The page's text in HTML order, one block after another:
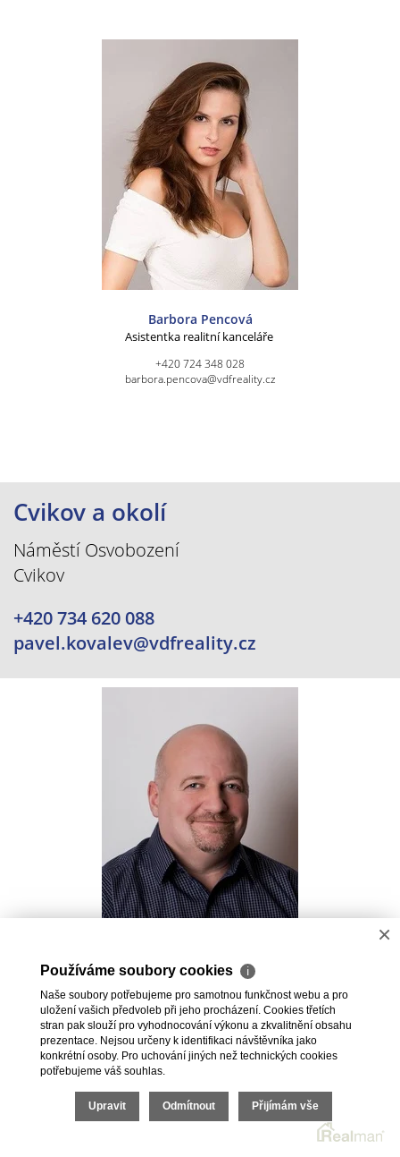
Barbora Pencová
Asistentka realitní kanceláře
+420 724 348 028
barbora.pencova@vdfreality.cz
Cvikov a okolí
Náměstí Osvobození
Cvikov
+420 734 620 088
pavel.kovalev@vdfreality.cz
Pavel Kovalev
+420 723 491 625
pavel.kovalev@vdfreality.cz
×
Používáme soubory cookies ℹ
Naše soubory potřebujeme pro samotnou funkčnost webu a pro
uložení vašich předvoleb při jeho procházení. Cookies třetích
stran pak slouží pro vyhodnocování výkonu a zkvalitnění obsahu
prezentace. Nejsou určeny k identifikaci návštěvníka jako
konkrétní osoby. Pro uchování jiných než technických cookies
potřebujeme váš souhlas.
Upravit Odmítnout Přijímám vše